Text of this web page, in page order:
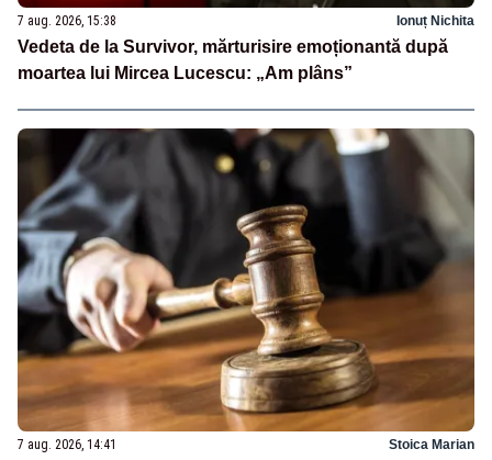
7 aug. 2026, 15:38 Ionuț Nichita
Vedeta de la Survivor, mărturisire emoționantă după
moartea lui Mircea Lucescu: „Am plâns”
7 aug. 2026, 14:41 Stoica Marian